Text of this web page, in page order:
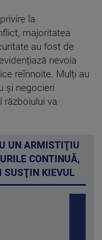
la
majoritatea
au fost de
nevoia
reînnoite. Mulți au
și negocieri
războiului va
UN ARMISTIŢIU
CONTINUĂ,
SUSŢIN KIEVUL